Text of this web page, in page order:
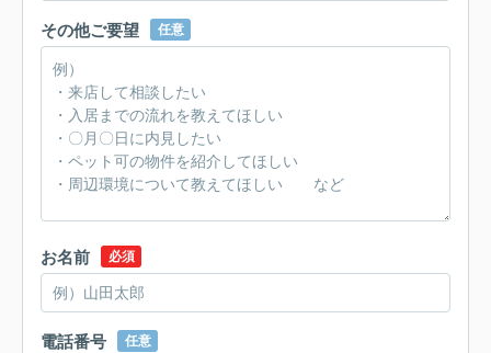
その他ご要望 任意
お名前 必須
電話番号 任意